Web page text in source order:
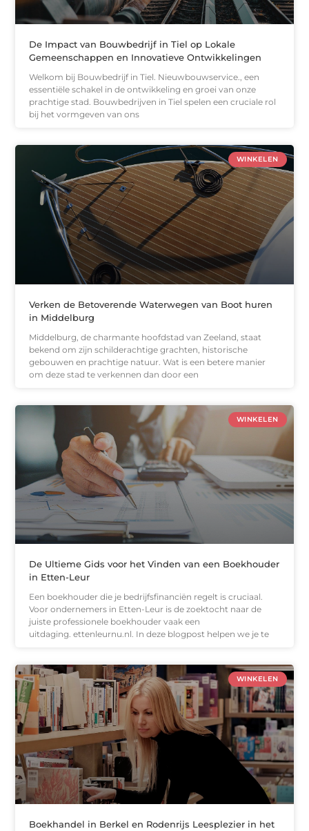
De Impact van Bouwbedrijf in Tiel op Lokale
Gemeenschappen en Innovatieve Ontwikkelingen
Welkom bij Bouwbedrijf in Tiel. Nieuwbouwservice., een
essentiële schakel in de ontwikkeling en groei van onze
prachtige stad. Bouwbedrijven in Tiel spelen een cruciale rol
bij het vormgeven van ons
WINKELEN
Verken de Betoverende Waterwegen van Boot huren
in Middelburg
Middelburg, de charmante hoofdstad van Zeeland, staat
bekend om zijn schilderachtige grachten, historische
gebouwen en prachtige natuur. Wat is een betere manier
om deze stad te verkennen dan door een
WINKELEN
De Ultieme Gids voor het Vinden van een Boekhouder
in Etten-Leur
Een boekhouder die je bedrijfsfinanciën regelt is cruciaal.
Voor ondernemers in Etten-Leur is de zoektocht naar de
juiste professionele boekhouder vaak een
uitdaging. ettenleurnu.nl. In deze blogpost helpen we je te
WINKELEN
Boekhandel in Berkel en Rodenrijs Leesplezier in het